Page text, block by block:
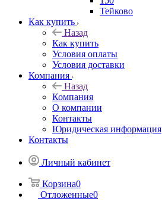
Тейково
Как купить
Назад
Как купить
Условия оплаты
Условия доставки
Компания
Назад
Компания
О компании
Контакты
Юридическая информация
Контакты
Личный кабинет
Корзина0
Отложенные0